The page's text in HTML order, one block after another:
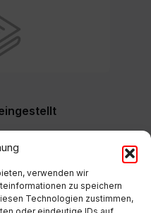
verwenden wir
zu speichern
Technologien zustimmen,
oder eindeutige IDs auf